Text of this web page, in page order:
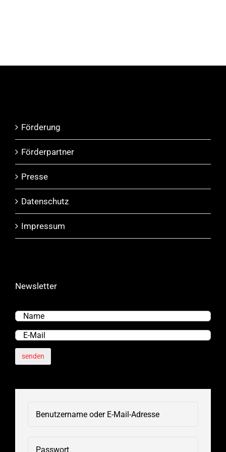
Förderung
Förderpartner
Presse
Datenschutz
Impressum
Newsletter